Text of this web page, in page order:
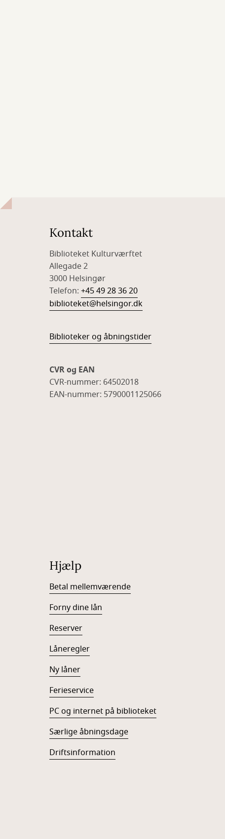
Kontakt
Biblioteket Kulturværftet
Allegade 2
3000 Helsingør
Telefon: +45 49 28 36 20
biblioteket@helsingor.dk
Biblioteker og åbningstider
CVR og EAN
CVR-nummer: 64502018
EAN-nummer: 5790001125066
Hjælp
Betal mellemværende
Forny dine lån
Reserver
Låneregler
Ny låner
Ferieservice
PC og internet på biblioteket
Særlige åbningsdage
Driftsinformation